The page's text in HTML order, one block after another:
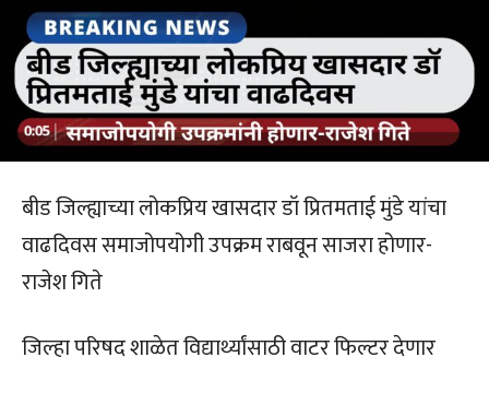
बीड जिल्ह्याच्या लोकप्रिय खासदार डॉ प्रितमताई मुंडे यांचा
वाढदिवस समाजोपयोगी उपक्रम राबवून साजरा होणार-
राजेश गिते
जिल्हा परिषद शाळेत विद्यार्थ्यांसाठी वाटर फिल्टर देणार